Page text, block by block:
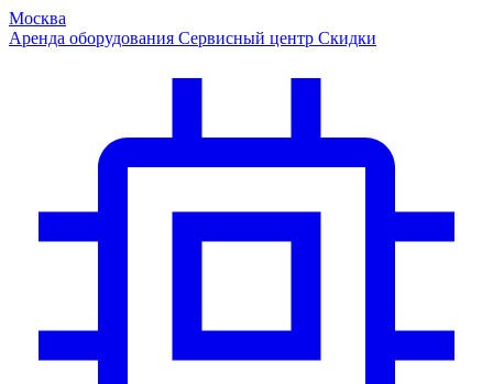
Москва
Аренда оборудования Сервисный центр Скидки